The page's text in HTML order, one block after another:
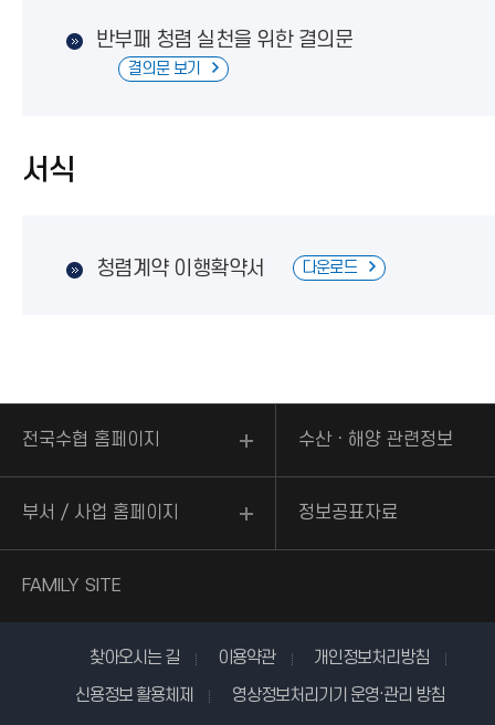
반부패 청렴 실천을 위한 결의문
결의문 보기
서식
청렴계약 이행확약서 다운로드
전국수협 홈페이지 수산ㆍ해양 관련정보
부서 / 사업 홈페이지 정보공표자료
FAMILY SITE
찾아오시는 길 이용약관
개인정보처리방침
신용정보 활용체제
영상정보처리기기 운영·관리 방침